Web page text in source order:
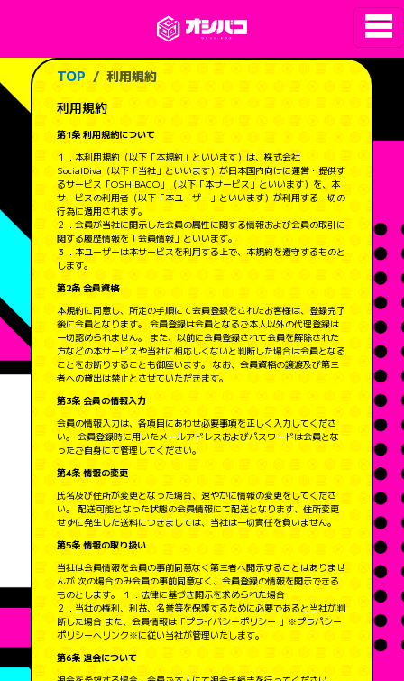
TOP
利用規約
利用規約
第1条 利用規約について
１．本利用規約（以下「本規約」といいます）は、株式会社
SocialDiva（以下「当社」といいます）が日本国内向けに運営・提供す
るサービス「OSHIBACO」（以下「本サービス」といいます）を、本
サービスの利用者（以下「本ユーザー」といいます）が利用する一切の
行為に適用されます。
２．会員が当社に開示した会員の属性に関する情報および会員の取引に
関する履歴情報を「会員情報」といいます。
３．本ユーザーは本サービスを利用する上で、本規約を遵守するものと
します。
第2条 会員資格
本規約に同意し、所定の手順にて会員登録をされたお客様は、登録完了
後に会員となります。 会員登録は会員となるご本人以外の代理登録は
一切認められません。 また、以前に会員登録されて会員を解除された
方などの本サービスや当社に相応しくないと判断した場合は会員となる
ことをお断りすることも御座います。 なお、会員資格の譲渡及び第三
者への貸出は禁止とさせていただきます。
第3条 会員の情報入力
会員の情報入力は、各項目にあわせ必要事項を正しく入力してくださ
い。 会員登録時に用いたメールアドレスおよびパスワードは会員とな
ったご自身にて管理してください。
第4条 情報の変更
氏名及び住所が変更となった場合、速やかに情報の変更をしてくださ
い。 配送可能となった状態の会員情報にて配送となります、住所変更
せずに発生した送料につきましては、当社は一切責任を負いません。
第5条 情報の取り扱い
当社は会員情報を会員の事前同意なく第三者へ開示することはありませ
んが 次の場合のみ会員の事前同意なく、会員登録の情報を開示できる
ものとします。 １．法律に基づき開示を求められた場合
２．当社の権利、利益、名誉等を保護するために必要であると当社が判
断した場合 また、会員情報は「プライバシーポリシー 」※プラパシー
ポリシーへリンク※に従い当社が管理いたします。
第6条 退会について